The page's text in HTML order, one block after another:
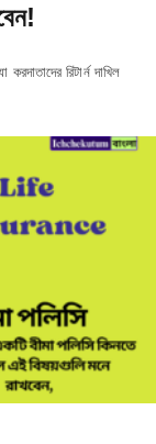
রিটার্ন দাখিল